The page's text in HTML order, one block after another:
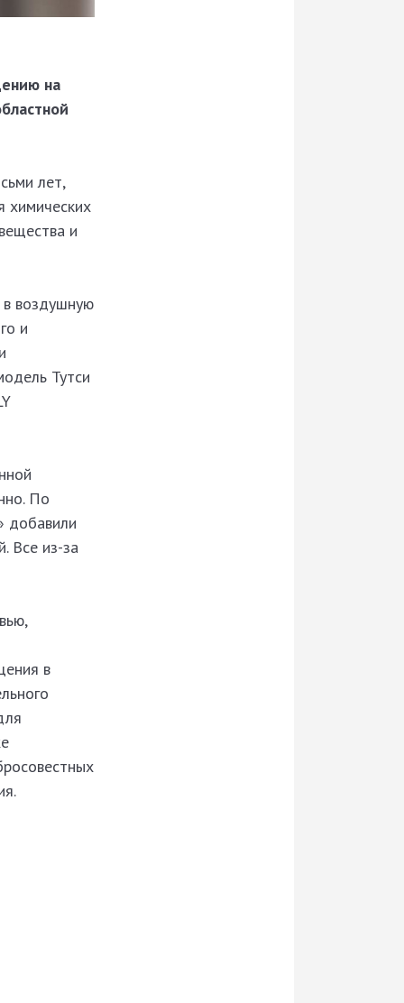
на
лет,
химических
и
в воздушную
и
Тутси
По
добавили
Все из-за
в